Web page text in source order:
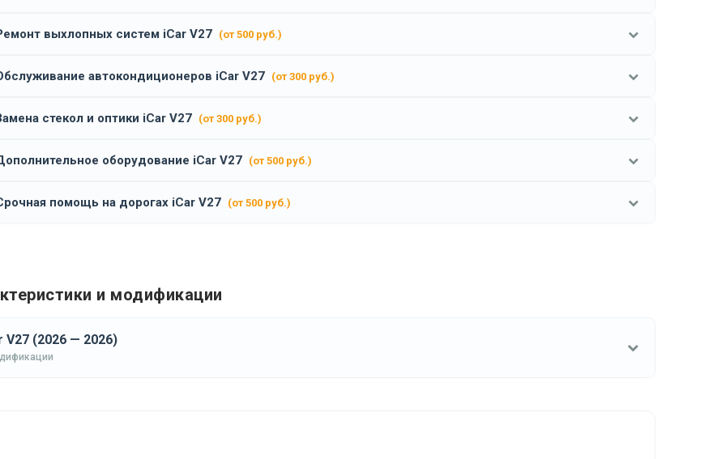
выхлопных систем iCar V27 (от 500 руб.)
автокондиционеров iCar V27 (от 300 руб.)
стекол и оптики iCar V27 (от 300 руб.)
оборудование iCar V27 (от 500 руб.)
помощь на дорогах iCar V27 (от 500 руб.)
и модификации
V27 (2026 — 2026)